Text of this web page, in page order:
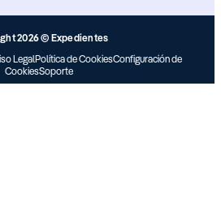
2026 © Expedientes
LegalPolítica de CookiesConfiguración de
CookiesSoporte